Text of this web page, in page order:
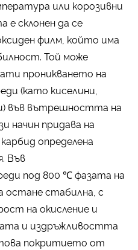
или корозивни
е склонен да се
филм, който има
Той може
проникването на
(като киселини,
във вътрешността на
начин придава на
определена
Във
под 800 ℃ фазата на
остане стабилна, с
на окисление и
и издръжливостта
покритието от